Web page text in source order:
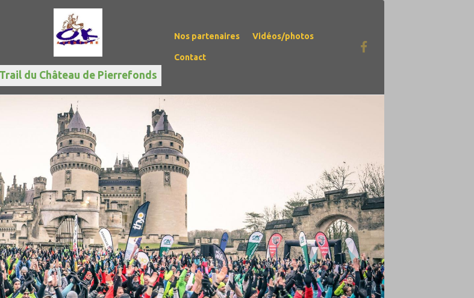
Trail du Château de Pierrefonds
Nos partenaires Vidéos/photos
Contact